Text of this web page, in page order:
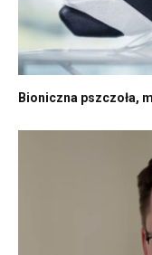
Bioniczna pszczoła,